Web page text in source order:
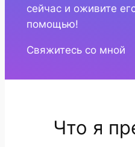
сейчас и оживите
помощью!
Свяжитесь со мной
Что я